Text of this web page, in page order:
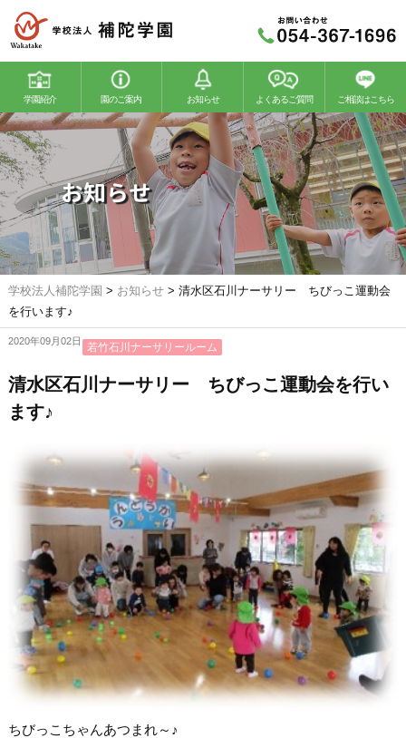
学園紹介 園のご案内
若竹幼稚園 若竹こどもの森
お知らせ よくあるご質問 ご相談はこちら
お知らせ
学校法人補陀学園 > お知らせ> 清水区石川ナーサリー ちびっこ運動会
を行います♪
2020年09月02日 若竹石川ナーサリールーム
清水区石川ナーサリー ちびっこ運動会を行い
ます♪
ちびっこちゃんあつまれ～♪